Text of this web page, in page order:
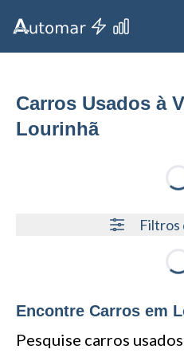
Carros Usados à
Lourinhã
Filtros
Encontre Carros em
Pesquise carros